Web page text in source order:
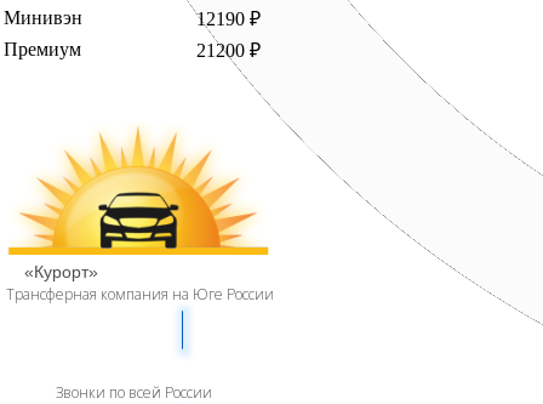
«Курорт»
Трансферная компания на Юге России
8 900 284-70-70
Звонки по всей России
Минивэн
12190 ₽
Премиум
21200 ₽